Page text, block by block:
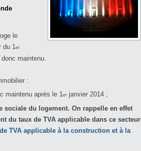
le
du 1er
maintenu.
:
maintenu après le 1er janvier 2014 ;
sociale du logement. On rappelle en effet
du taux de TVA applicable dans ce secteur
TVA applicable à la construction et à la